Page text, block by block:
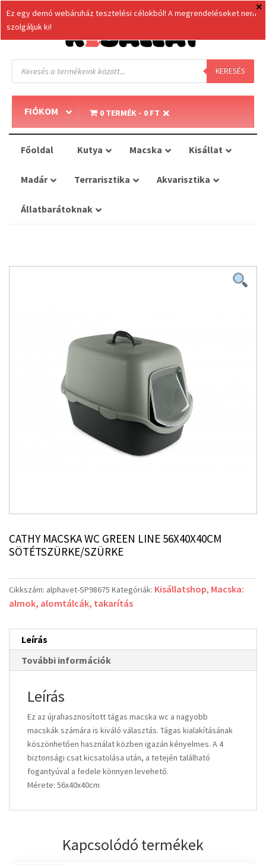
Products
search KERESÉS
FIÓKOM 0 TERMÉK 0 FT
Főoldal Kutya Macska Kisállat
Madár Terrarisztika Akvarisztika
Állatbarátoknak
CATHY MACSKA WC GREEN LINE 56X40X40CM
SÖTÉTSZÜRKE/SZÜRKE
Cikkszám: alphavet-SP98675 Kategóriák: Kisállatshop, Macska:
almok, alomtálcák, takarítás
Leírás
További információk
Leírás
Ez az újrahasznosított tágas macska wc a nagyobb
macskák számára is kiváló választás. Tágas kialakításának
köszönhetően használat közben igazán kényelmes. A 4
biztonsági csat kicsatolása után, a tetején található
fogantyúval a fedele könnyen levehető.
Mérete: 56x40x40cm
Kapcsolódó termékek
Ez egy demó webáruház tesztelési célokból! A megrendeléseket nem
szolgáljuk ki!